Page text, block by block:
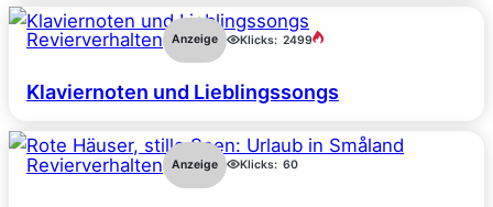
Revierverhalten Anzeige Klicks: 2499
Klaviernoten und Lieblingssongs
Revierverhalten Anzeige Klicks: 60